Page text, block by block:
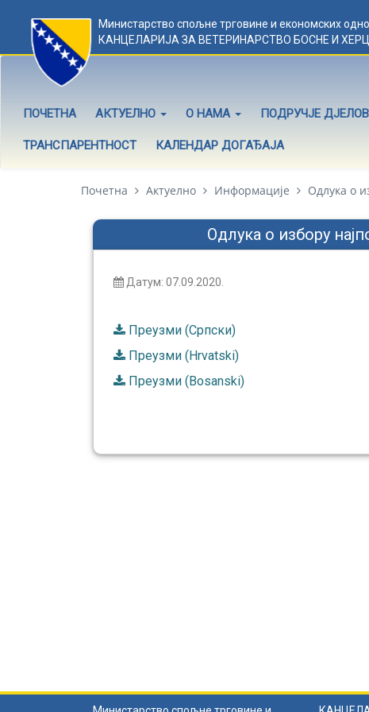
Министарство спољне трговине и економских
КАНЦЕЛАРИЈА ЗА ВЕТЕРИНАРСТВО БОСНЕ И
ПОЧЕТНА АКТУЕЛНО О НАМА ПОДРУЧЈЕ
ТРАНСПАРЕНТНОСТ КАЛЕНДАР ДОГАЂАЈА
Почетна Актуелно Информације Одлука о
Одлука о избору
Датум: 07.09.2020.
Преузми (Српски)
Преузми (Hrvatski)
Преузми (Bosanski)